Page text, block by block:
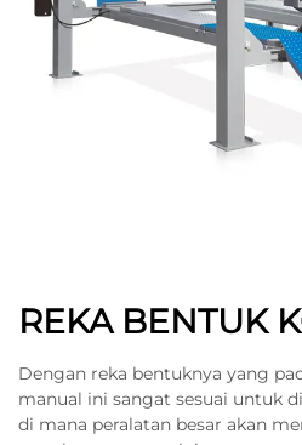
REKA BENTUK
Dengan reka bentuknya yang
manual ini sangat sesuai untuk
di mana peralatan besar akan